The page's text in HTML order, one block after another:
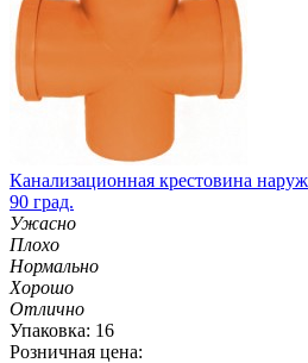
Канализационная крестовина
90 град.
Ужасно
Плохо
Нормально
Хорошо
Отлично
Упаковка: 16
Розничная цена: